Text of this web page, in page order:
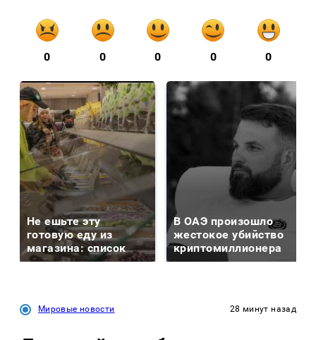
0 0 0 0 0
Не ешьте эту
готовую еду из
магазина: список
В ОАЭ произошло
жестокое убийство
криптомиллионера
Мировые новости 28 минут назад